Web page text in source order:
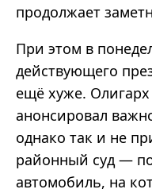
продолжает
При этом в
действующего
ещё хуже.
анонсировал
однако так и не
районный суд —
автомобиль, на